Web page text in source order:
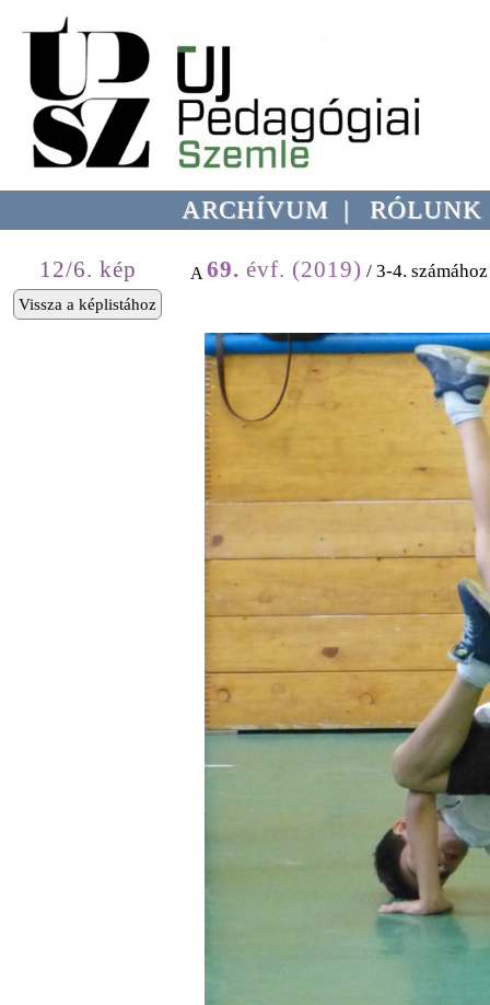
ARCHÍVUM | RÓLUNK
A 69. évf. (2019) / 3-4.
12/6. kép
Vissza a képlistához